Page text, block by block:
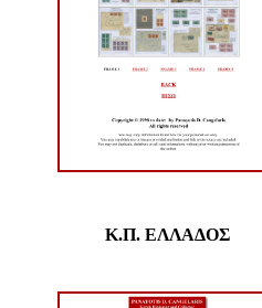
Κ.Π. ΕΛΛΑΔΟΣ